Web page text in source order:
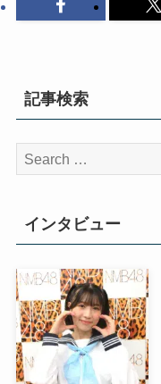
記事検索
検
索:
インタビュー